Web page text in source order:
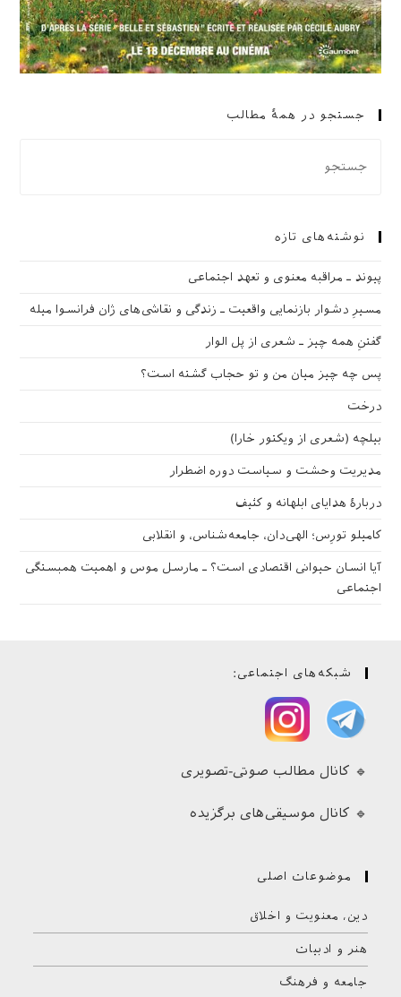
جستجو در همهٔ مطالب
نوشته‌های تازه
پیوند ـ مراقبه‌ معنوی و تعهد اجتماعی
مسیرِ دشوار بازنمایی واقعیت ـ زندگی و نقاشی‌های ژان فرانسوا میله
گفتنِ همه چیز ـ شعری از پل الوار
پس چه چیز میان من و تو حجاب گشته است؟
درخت
بیلچه (شعری از ویکتور خارا)
مدیریت وحشت و سیاست دوره اضطرار
دربارهٔ هدایای ابلهانه و کثیف
کامیلو تورِس؛ الهی‌دان، جامعه‌شناس، و انقلابی
آیا انسان حیوانی اقتصادی است؟ ـ مارسل موس و اهمیت همبستگی
اجتماعی
شبکه‌های اجتماعی:
🔹 کانال مطالب صوتی-تصویری
🔹 کانال موسیقی‌های برگزیده
موضوعات اصلی
دین، معنویت و اخلاق
هنر و ادبیات
جامعه و فرهنگ